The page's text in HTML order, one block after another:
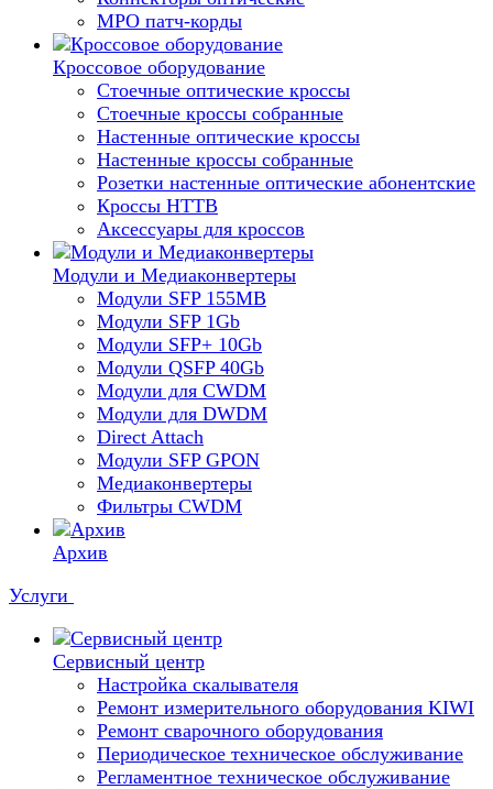
MPO патч-корды
Кроссовое оборудование
Стоечные оптические кроссы
Стоечные кроссы собранные
Настенные оптические кроссы
Настенные кроссы собранные
Розетки настенные оптические абонентские
Кроссы HTTB
Аксессуары для кроссов
Модули и Медиаконвертеры
Модули SFP 155MB
Модули SFP 1Gb
Модули SFP+ 10Gb
Модули QSFP 40Gb
Модули для CWDM
Модули для DWDM
Direct Attach
Модули SFP GPON
Медиаконвертеры
Фильтры CWDM
Архив
Услуги
Сервисный центр
Настройка скалывателя
Ремонт измерительного оборудования KIWI
Ремонт сварочного оборудования
Периодическое техническое обслуживание
Регламентное техническое обслуживание